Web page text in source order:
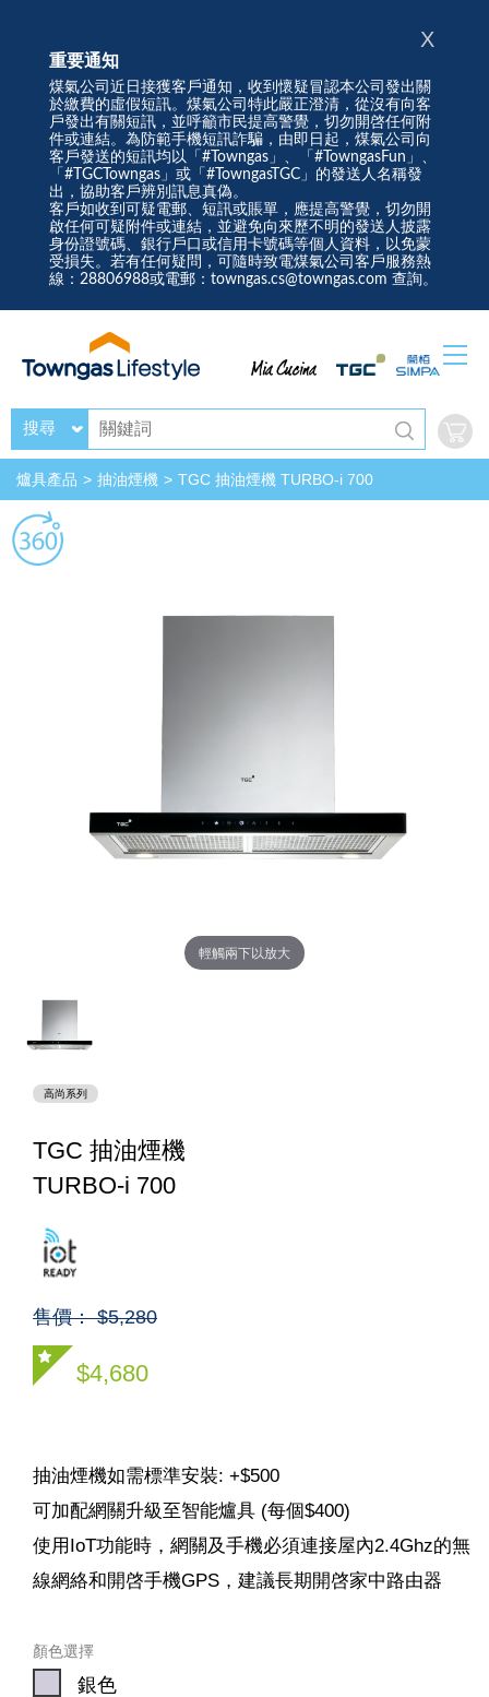
重要通知
煤氣公司近日接獲客戶通知，收到懷疑冒認本公司發出關
於繳費的虛假短訊。煤氣公司特此嚴正澄清，從沒有向客
戶發出有關短訊，並呼籲市民提高警覺，切勿開啓任何附
件或連結。為防範手機短訊詐騙，由即日起，煤氣公司向
客戶發送的短訊均以「#Towngas」、「#TowngasFun」、
「#TGCTowngas」或「#TowngasTGC」的發送人名稱發
出，協助客戶辨別訊息真偽。
客戶如收到可疑電郵、短訊或賬單，應提高警覺，切勿開
啟任何可疑附件或連結，並避免向來歷不明的發送人披露
身份證號碼、銀行戶口或信用卡號碼等個人資料，以免蒙
受損失。若有任何疑問，可隨時致電煤氣公司客戶服務熱
線：28806988或電郵：towngas.cs@towngas.com 查詢。
X
搜尋
爐具產品 抽油煙機 TGC 抽油煙機 TURBO-i 700
輕觸兩下以放大
高尚系列
TGC 抽油煙機
TURBO-i 700
售價： $5,280
$4,680
抽油煙機如需標準安裝: +$500
可加配網關升級至智能爐具 (每個$400)
使用IoT功能時，網關及手機必須連接屋內2.4Ghz的無
線網絡和開啓手機GPS，建議長期開啓家中路由器
顏色選擇
銀色